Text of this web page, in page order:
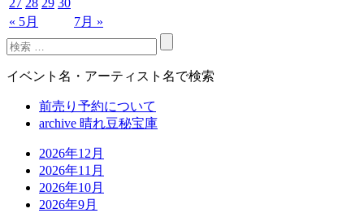
« 5月 7月 »
27 28 29 30
イベント名・アーティスト名で検索
前売り予約について
archive 晴れ豆秘宝庫
2026年12月
2026年11月
2026年10月
2026年9月